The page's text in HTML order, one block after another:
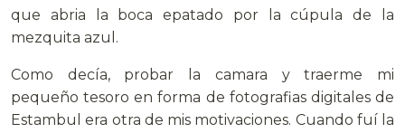
que abria la boca epatado por la cúpula de la
mezquita azul.
Como decía, probar la camara y traerme mi
pequeño tesoro en forma de fotografias digitales de
Estambul era otra de mis motivaciones. Cuando fuí la